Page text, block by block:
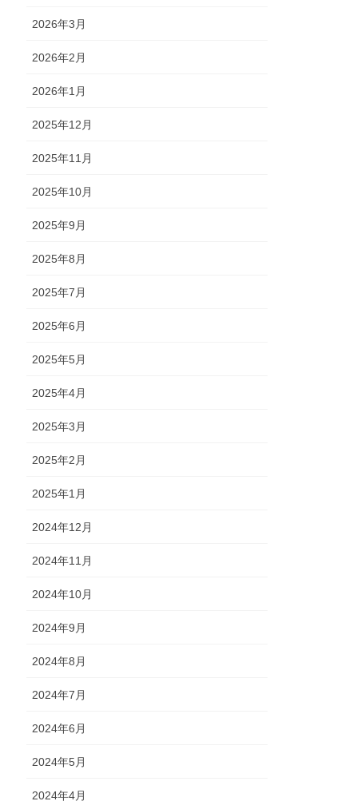
2026年3月
2026年2月
2026年1月
2025年12月
2025年11月
2025年10月
2025年9月
2025年8月
2025年7月
2025年6月
2025年5月
2025年4月
2025年3月
2025年2月
2025年1月
2024年12月
2024年11月
2024年10月
2024年9月
2024年8月
2024年7月
2024年6月
2024年5月
2024年4月